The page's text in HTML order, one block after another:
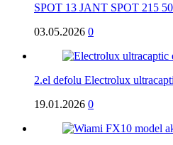
SPOT 13 JANT SPOT 215
03.05.2026 0
2.el defolu Electrolux
19.01.2026 0